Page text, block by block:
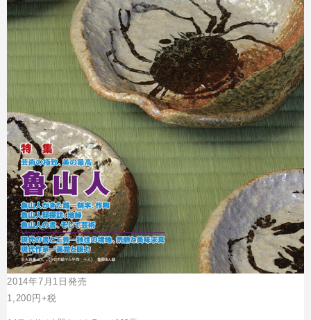
2014年7月1日発売
1,200円+税